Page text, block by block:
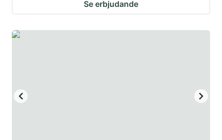
Se erbjudande